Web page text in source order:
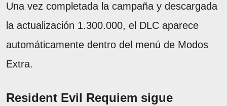
Una vez completada la campaña y descargada
la actualización 1.300.000, el DLC aparece
automáticamente dentro del menú de Modos
Extra.
Resident Evil Requiem sigue